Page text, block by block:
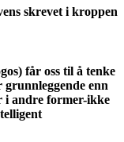
skrevet i kroppen
får oss til å tenke
enn
i andre former-ikke